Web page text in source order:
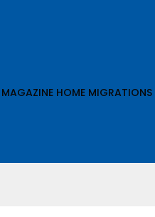
MAGAZINE HOME MIGRATIONS